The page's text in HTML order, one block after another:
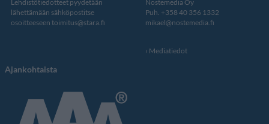
Lehdistötiedotteet pyydetään
lähettämään sähköpostitse
osoitteeseen toimitus@stara.fi
Nostemedia Oy
Puh. +358 40 356 1332
mikael@nostemedia.fi
Mediatiedot
Ajankohtaista